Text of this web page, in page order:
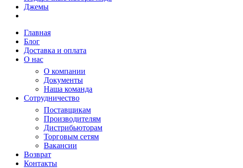
Джемы
Главная
Блог
Доставка и оплата
О нас
О компании
Документы
Наша команда
Сотрудничество
Поставщикам
Производителям
Дистрибьюторам
Торговым сетям
Вакансии
Возврат
Контакты